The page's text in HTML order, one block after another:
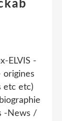
ELVIS -
origines
etc etc)
-News /